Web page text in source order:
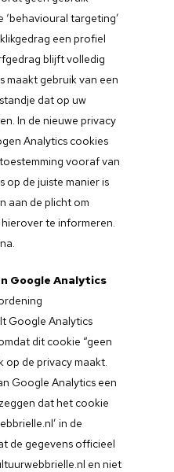
targeting’
een profiel
blijft volledig
maakt gebruik van een
dat op uw
In de nieuwe privacy
Analytics cookies
vooraf van
op de juiste manier is
aan de plicht om
te informeren.
Google Analytics
Google Analytics
dit cookie “geen
op de privacy maakt.
Google Analytics een
dat het cookie
in de
de gegevens officieel
en niet
Home
Info & Aanmelden
Foto’s
Herinneringen
Unesco
Werkgroep
Contact